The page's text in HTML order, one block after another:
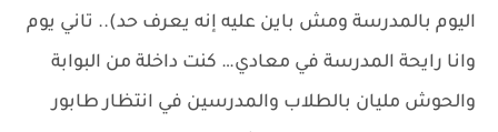
اليوم بالمدرسة ومش باين عليه إنه يعرف حد).. تاني يوم
وانا رايحة المدرسة في معادي… كنت داخلة من البوابة
والحوش مليان بالطلاب والمدرسين في انتظار طابور